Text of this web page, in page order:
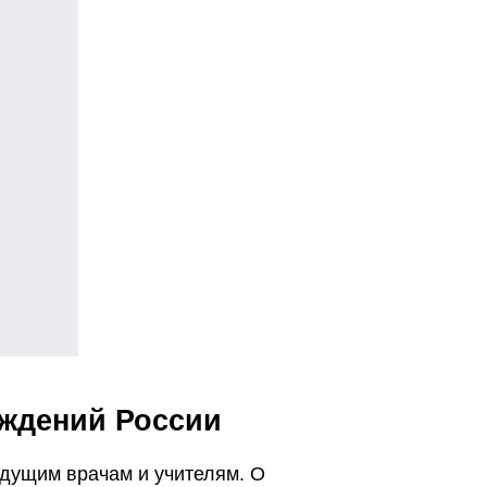
России
врачам и учителям. О